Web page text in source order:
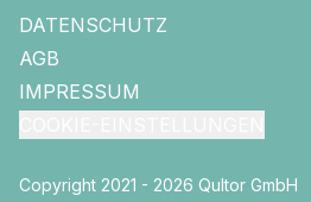
DATENSCHUTZ
AGB
IMPRESSUM
Copyright 2021 - 2026 Qultor GmbH